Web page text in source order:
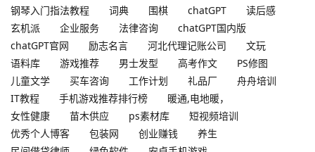
钢琴入门指法教程
词典 围棋 chatGPT
读后感
玄机派
企业服务 法律咨询
chatGPT国内版
chatGPT官网
励志名言 河北代理记账公司
文玩
语料库
游戏推荐 男士发型 高考作文
PS修图
儿童文学
买车咨询 工作计划 礼品厂
舟舟培训
IT教程
手机游戏推荐排行榜
暖通,电地暖，
女性健康
苗木供应 ps素材库
短视频培训
优秀个人博客
包装网 创业赚钱
养生